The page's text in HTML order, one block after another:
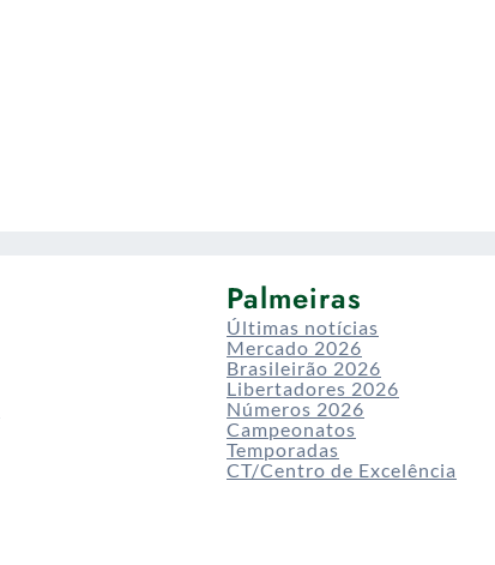
Palmeiras
Últimas notícias
Mercado 2026
Brasileirão 2026
Libertadores 2026
Números 2026
Campeonatos
Temporadas
CT/Centro de Excelência